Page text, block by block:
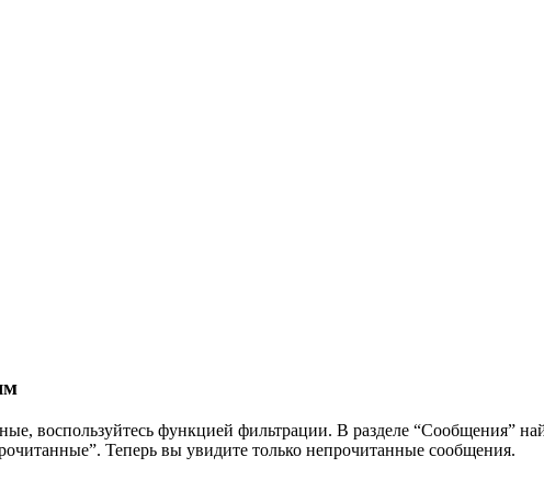
воспользуйтесь функцией фильтрации. В разделе “Сообщения”
Теперь вы увидите только непрочитанные сообщения.